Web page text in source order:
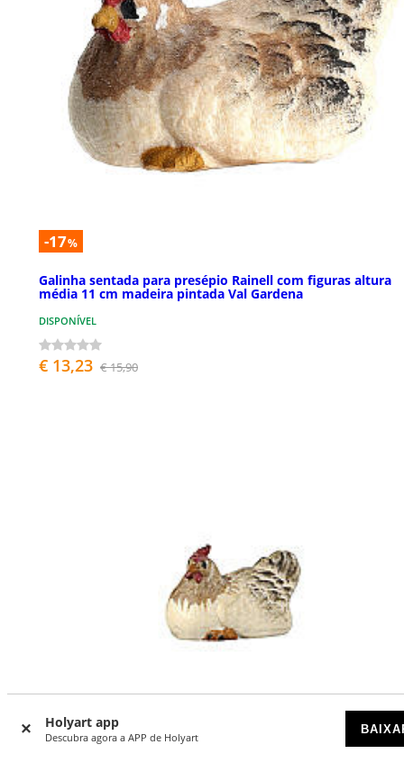
Holyart app
Descubra agora a APP de Holyart
-17%
Galinha sentada para presépio Rainell com figuras altura
média 11 cm madeira pintada Val Gardena
DISPONÍVEL
€ 13,23 € 15,90